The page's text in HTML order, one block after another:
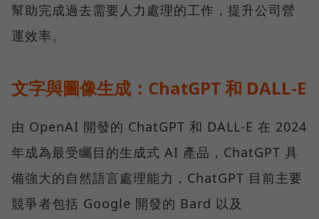
幫助完成過去需要人力處理的工作，提升公司營
運效率。
文字與圖像生成：ChatGPT 和 DALL-E
由 OpenAI 開發的 ChatGPT 和 DALL-E 在 2024
年成為最受矚目的生成式 AI 產品，ChatGPT 具
備強大的自然語言處理能力，ChatGPT 目前主要
競爭者包括 Google 開發的 Bard 以及